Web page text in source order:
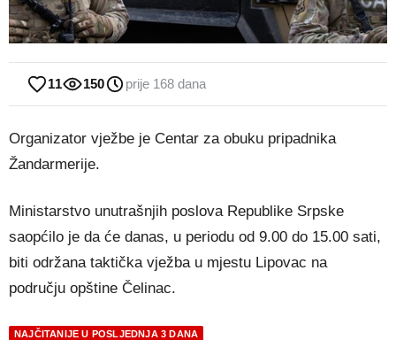
11 150 prije 168 dana
Organizator vježbe je Centar za obuku pripadnika
Žandarmerije.
Ministarstvo unutrašnjih poslova Republike Srpske
saopćilo je da će danas, u periodu od 9.00 do 15.00 sati,
biti održana taktička vježba u mjestu Lipovac na
području opštine Čelinac.
NAJČITANIJE U POSLJEDNJA 3 DANA